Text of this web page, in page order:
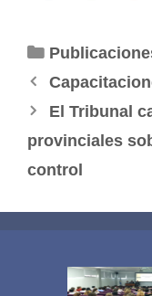
Categorías
El Tribunal
provinciales
control